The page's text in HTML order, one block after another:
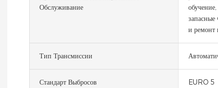
Обслуживание
запасные
и ремонт
Тип Трансмиссии
Стандарт Выбросов EURO 5